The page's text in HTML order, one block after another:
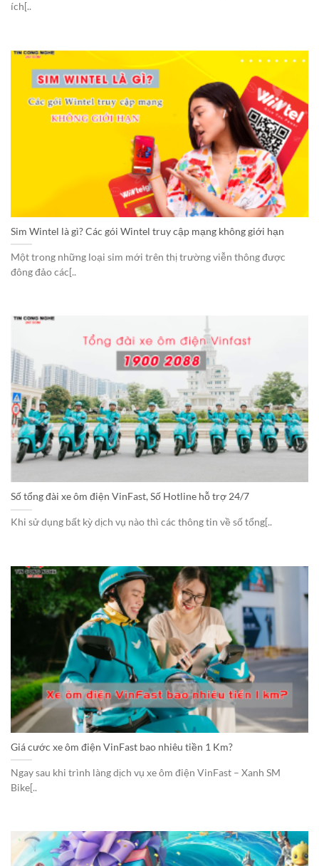
ích[..
Sim Wintel là gì? Các gói Wintel truy cập mạng không giới hạn
Một trong những loại sim mới trên thị trường viễn thông được
đông đảo các[..
Số tổng đài xe ôm điện VinFast, Số Hotline hỗ trợ 24/7
Khi sử dụng bất kỳ dịch vụ nào thì các thông tin về số tổng[..
Giá cước xe ôm điện VinFast bao nhiêu tiền 1 Km?
Ngay sau khi trình làng dịch vụ xe ôm điện VinFast – Xanh SM
Bike[..